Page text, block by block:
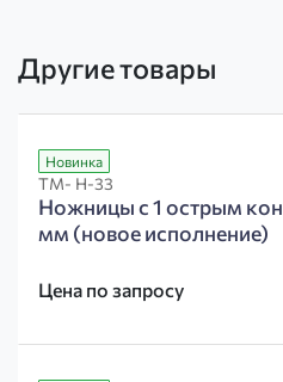
Другие товары
Новинка
ТМ- Н-33
Ножницы с 1 острым
мм (новое исполнение)
Цена по запросу